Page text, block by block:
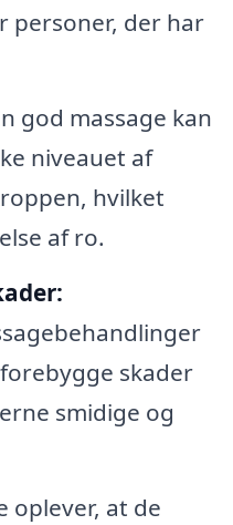
personer, der har
god massage kan
niveauet af
hvilket
af ro.
skader
smidige og
oplever, at de